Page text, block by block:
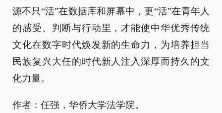
源不只“活”在数据库和屏幕中，更“活”在青年人
的感受、判断与行动里，才能使中华优秀传统
文化在数字时代焕发新的生命力，为培养担当
民族复兴大任的时代新人注入深厚而持久的文
化力量。
作者：任强，华侨大学法学院。